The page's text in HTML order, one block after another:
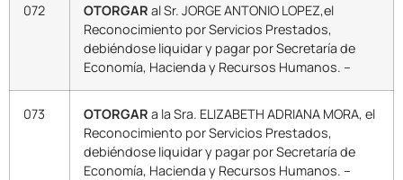
072 OTORGAR al Sr. JORGE ANTONIO LOPEZ,el
Reconocimiento por Servicios Prestados,
debiéndose liquidar y pagar por Secretaría de
Economía, Hacienda y Recursos Humanos. –
073 OTORGAR a la Sra. ELIZABETH ADRIANA MORA, el
Reconocimiento por Servicios Prestados,
debiéndose liquidar y pagar por Secretaría de
Economía, Hacienda y Recursos Humanos. –